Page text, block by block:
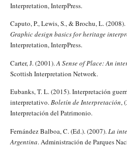
Interpretation, InterpPress.
Caputo, P., Lewis, S., & Brochu, L. (2008).
Graphic design basics for heritage
Interpretation, InterpPress.
Carter, J. (2001).A Sense of Place: An
Scottish Interpretation Network.
Eubanks, T. L. (2015). Interpretación
interpretativo.Boletín de Interpretación,
Interpretación del Patrimonio.
Fernández Balboa, C. (Ed.). (2007).La
Argentina. Administración de Parques